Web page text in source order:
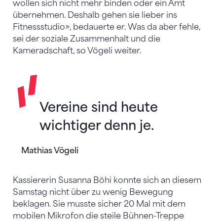
wollen sich nicht mehr binden oder ein Amt
übernehmen. Deshalb gehen sie lieber ins
Fitnessstudio», bedauerte er. Was da aber fehle,
sei der soziale Zusammenhalt und die
Kameradschaft, so Vögeli weiter.
Mathias Vögeli
Vereine sind heute
wichtiger denn je.
Kassiererin Susanna Böhi konnte sich an diesem
Samstag nicht über zu wenig Bewegung
beklagen. Sie musste sicher 20 Mal mit dem
mobilen Mikrofon die steile Bühnen-Treppe